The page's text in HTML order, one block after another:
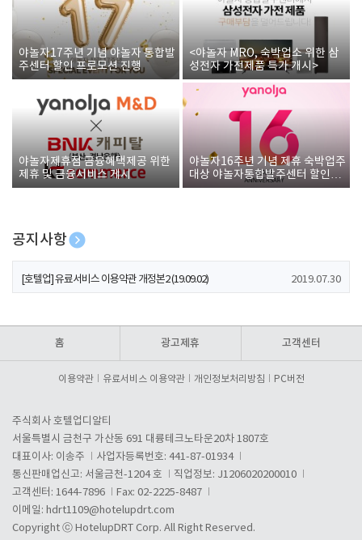
야놀자17주년 기념 야놀자 통합발
주센터 할인 프로모션 진행
<야놀자 MRO, 숙박업소 위한 삼
성전자 가전제품 특가 개시>
야놀자제휴점 금융혜택제공 위한
제휴 및 금융서비스 게시
야놀자16주년 기념 제휴 숙박업주
대상 야놀자통합발주센터 할인쿠
폰 증정
공지사항
[호텔업] 개인정보 처리방침 개정본1 (19.09.02)
[호텔업] 유료서비스 이용약관 개정본2 (19.09.02) 2019.07.30
홈 광고제휴 고객센터
이용약관 유료서비스 이용약관 개인정보처리방침 PC버전
주식회사 호텔업디알티
서울특별시 금천구 가산동 691 대륭테크노타운20차 1807호
대표이사: 이송주
사업자등록번호: 441-87-01934
통신판매업신고: 서울금천-1204 호
직업정보: J1206020200010
고객센터: 1644-7896
Fax: 02-2225-8487
이메일: hdrt1109@hotelupdrt.com
Copyright ⓒ HotelupDRT Corp. All Right Reserved.